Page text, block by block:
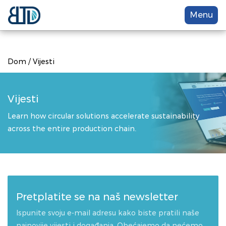
Menu
Dom /Vijesti
Vijesti
Learn how circular solutions accelerate sustainability
across the entire production chain.
Pretplatite se na naš newsletter
Ispunite svoju e-mail adresu kako biste pratili naše